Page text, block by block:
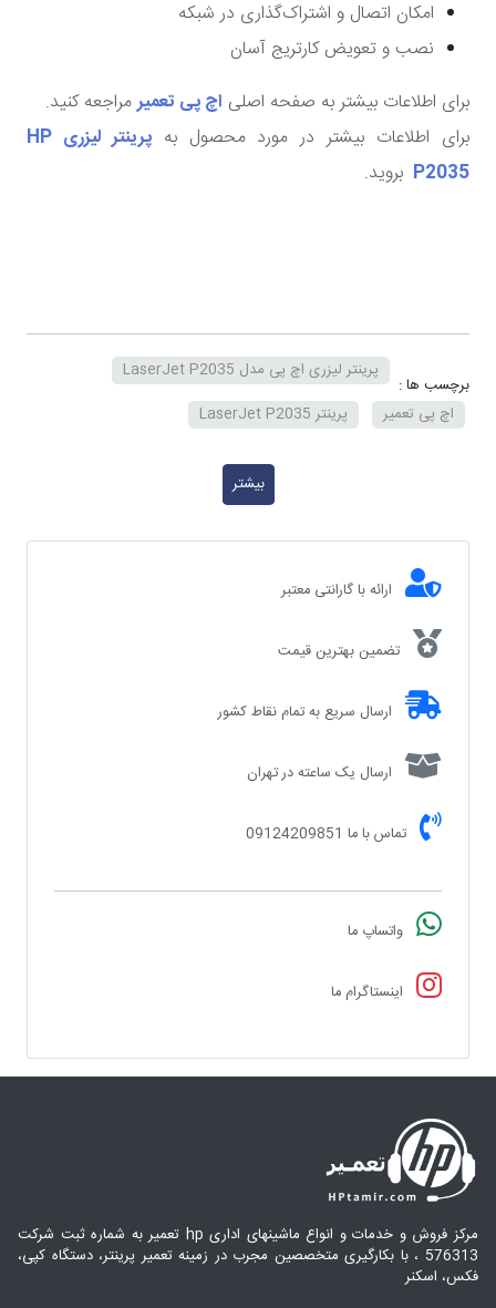
امکان اتصال و اشتراک‌گذاری در شبکه
نصب و تعویض کارتریج آسان
برای اطلاعات بیشتر به صفحه اصلی اچ پی تعمیرمراجعه کنید.
برای اطلاعات بیشتر در مورد محصول به
پرینتر لیزری HP
P2035 بروید.
برچسب ها :
پرینتر لیزری اچ‌ پی مدل LaserJet P2035
اچ پی تعمیر
پرینتر LaserJet P2035
بیشتر
ارائه با گارانتی معتبر
تضمین بهترین قیمت
ارسال سریع به تمام نقاط کشور
ارسال یک ساعته در تهران
تماس با ما 09124209851
واتساپ ما
اینستاگرام ما
مرکز فروش و خدمات و انواع ماشینهای اداری hp تعمیر به شماره ثبت شرکت
576313 ، با بکارگیری متخصصین مجرب در زمینه تعمیر پرینتر، دستگاه کپی،
فکس، اسکنر